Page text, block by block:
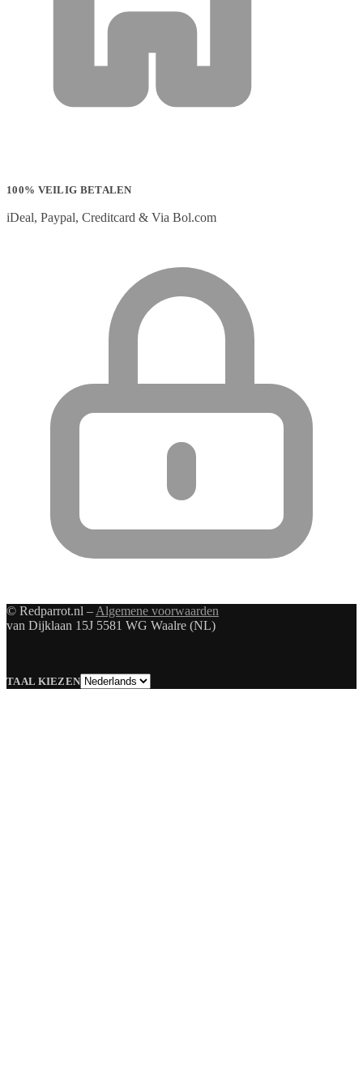
100% VEILIG BETALEN
iDeal, Paypal, Creditcard & Via Bol.com
© Redparrot.nl – Algemene voorwaarden
van Dijklaan 15J 5581 WG Waalre (NL)
TAAL KIEZENTaal